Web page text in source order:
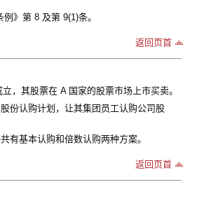
》第 8 及第 9(1)条。
返回页首
，其股票在 A 国家的股票市场上市买卖。
份认购计划，让其集团员工认购公司股
有基本认购和倍数认购两种方案。
返回页首